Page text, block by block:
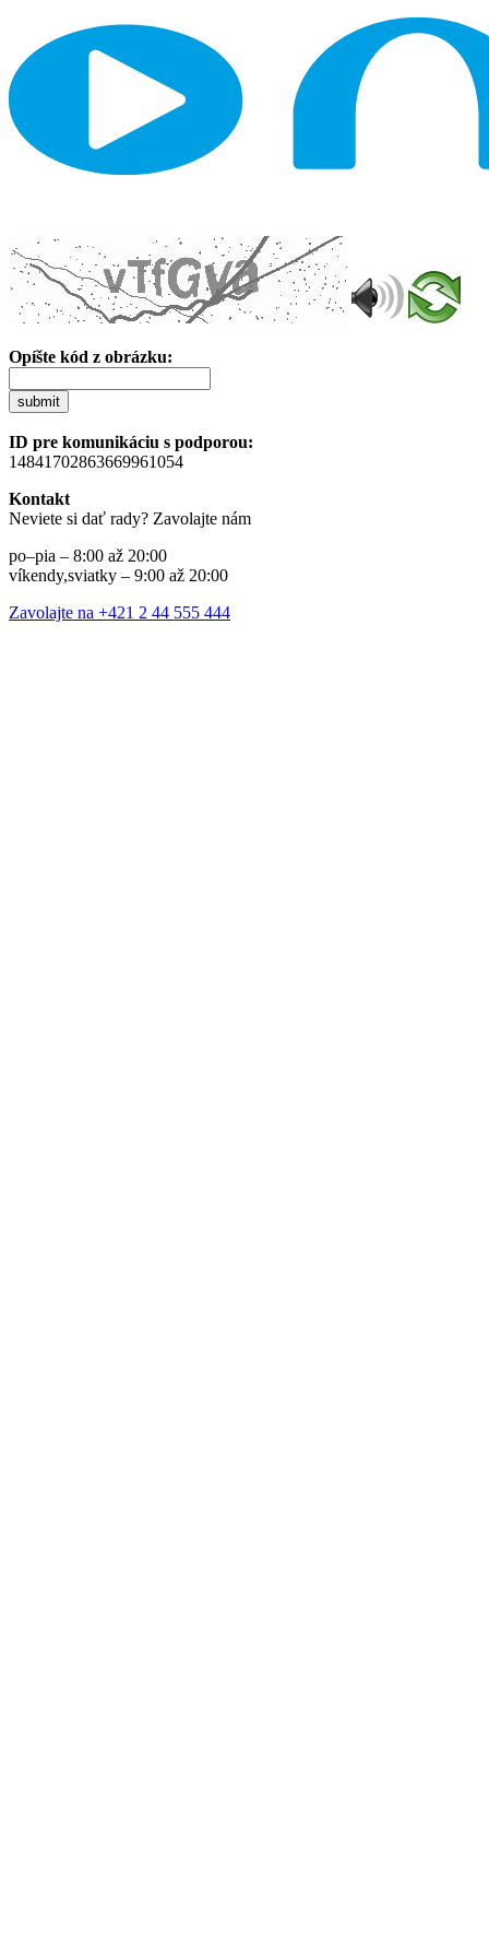
Opíšte kód z obrázku:
submit
ID pre komunikáciu s podporou:
14841702863669961054
Kontakt
Neviete si dať rady? Zavolajte nám
po–pia – 8:00 až 20:00
víkendy,sviatky – 9:00 až 20:00
Zavolajte na +421 2 44 555 444